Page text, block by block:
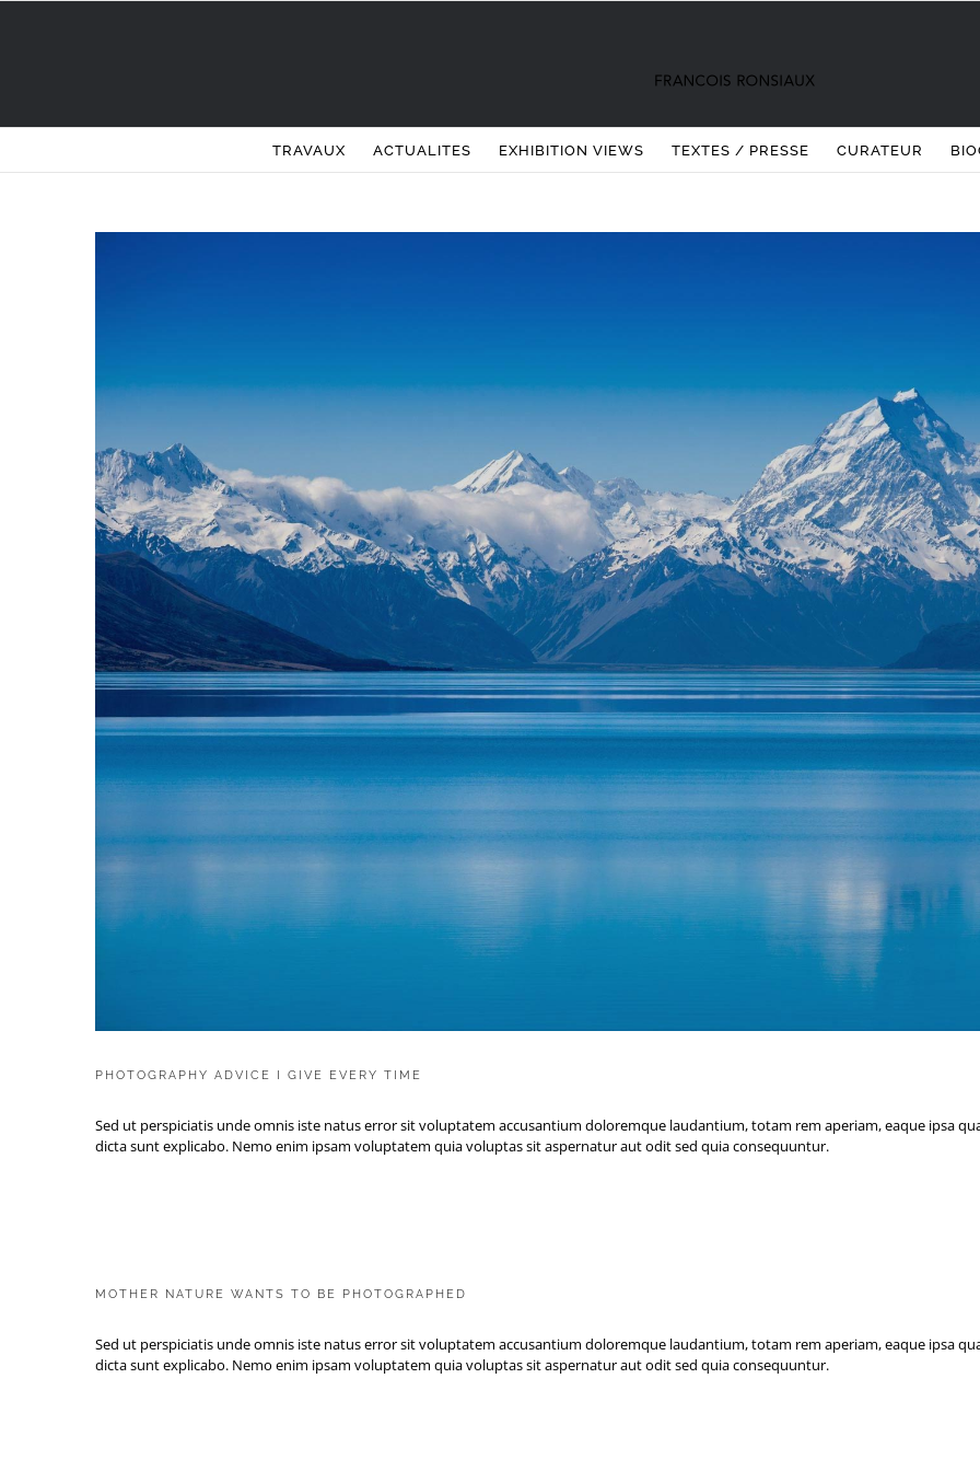
TRAVAUX ACTUALITES EXHIBITION VIEWS TEXTES / PRESSE CURATEUR
PHOTOGRAPHY ADVICE I GIVE EVERY
PHOTOGRAPHY ADVICE I GIVE EVERY TIME
Sed ut perspiciatis unde omnis iste natus error sit voluptatem accusantium doloremque laudantium, totam rem aperiam, eaque ipsa
dicta sunt explicabo. Nemo enim ipsam voluptatem quia voluptas sit aspernatur aut odit sed quia consequuntur.
MOTHER NATURE WANTS TO BE PHOTOGRAPHED
Sed ut perspiciatis unde omnis iste natus error sit voluptatem accusantium doloremque laudantium, totam rem aperiam, eaque ipsa
dicta sunt explicabo. Nemo enim ipsam voluptatem quia voluptas sit aspernatur aut odit sed quia consequuntur.